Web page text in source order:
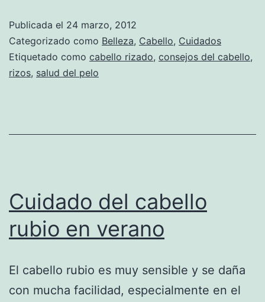
Publicada el 24 marzo, 2012
Categorizado como Belleza, Cabello, Cuidados
Etiquetado como cabello rizado, consejos del cabello,
rizos, salud del pelo
Cuidado del cabello
rubio en verano
El cabello rubio es muy sensible y se daña
con mucha facilidad, especialmente en el